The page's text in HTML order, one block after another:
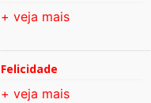
+ veja mais
Felicidade
+ veja mais